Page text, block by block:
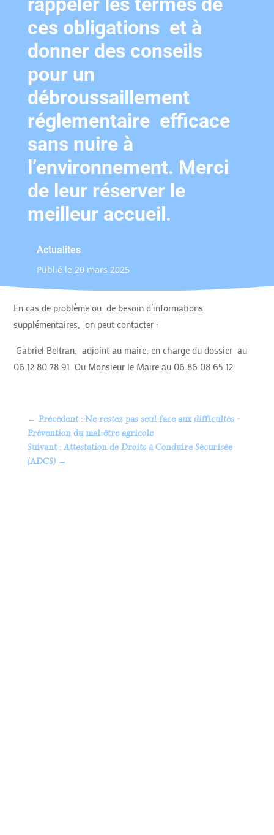
ces obligations et à
donner des conseils
pour un
débroussaillement
réglementaire efficace
sans nuire à
l’environnement. Merci
de leur réserver le
meilleur accueil.
Actualites
Publié le 20 mars 2025
En cas de problème ou de besoin d’informations
supplémentaires, on peut contacter :
Gabriel Beltran, adjoint au maire, en charge du dossier au
06 12 80 78 91 Ou Monsieur le Maire au 06 86 08 65 12
← Précédent : Ne restez pas seul face aux difficultés -
Prévention du mal-être agricole
Suivant : Attestation de Droits à Conduire Sécurisée
(ADCS)→